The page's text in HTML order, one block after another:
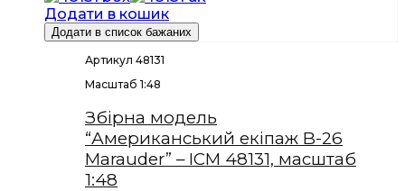
Додати в кошик
Додати в список бажаних
Артикул 48131
Масштаб 1:48
Збірна модель
“Американський екіпаж B-26
Marauder” – ICM 48131, масштаб
1:48